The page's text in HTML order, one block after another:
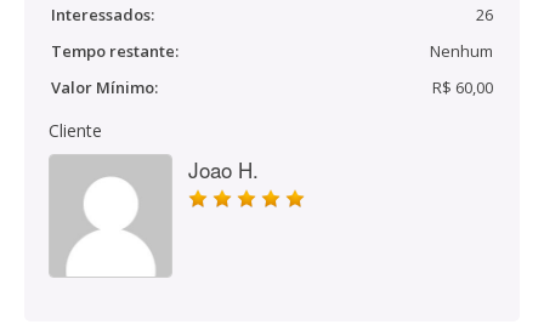
Interessados:
26
Tempo restante:
Nenhum
Valor Mínimo:
R$ 60,00
Cliente
Joao H.